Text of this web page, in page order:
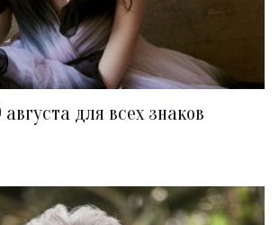
для всех знаков